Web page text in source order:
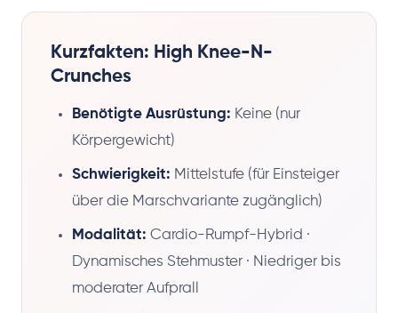
Kurzfakten: High Knee-N-
Crunches
Benötigte Ausrüstung: Keine (nur
Körpergewicht)
Schwierigkeit: Mittelstufe (für Einsteiger
über die Marschvariante zugänglich)
Modalität: Cardio-Rumpf-Hybrid ·
Dynamisches Stehmuster · Niedriger bis
moderater Aufprall